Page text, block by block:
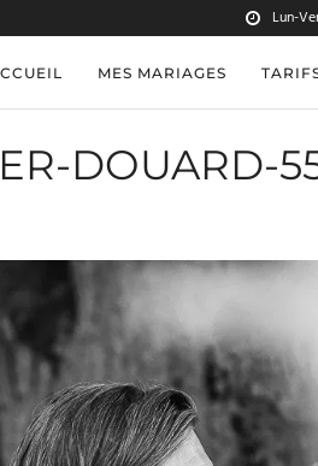
Lun-
MES MARIAGES
DOUARD-